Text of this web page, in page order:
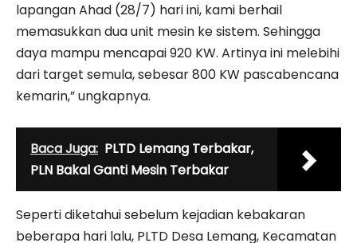
lapangan Ahad (28/7) hari ini, kami berhail
memasukkan dua unit mesin ke sistem. Sehingga
daya mampu mencapai 920 KW. Artinya ini melebihi
dari target semula, sebesar 800 KW pascabencana
kemarin,” ungkapnya.
Baca Juga: PLTD Lemang Terbakar,
PLN Bakal Ganti Mesin Terbakar
Seperti diketahui sebelum kejadian kebakaran
beberapa hari lalu, PLTD Desa Lemang, Kecamatan